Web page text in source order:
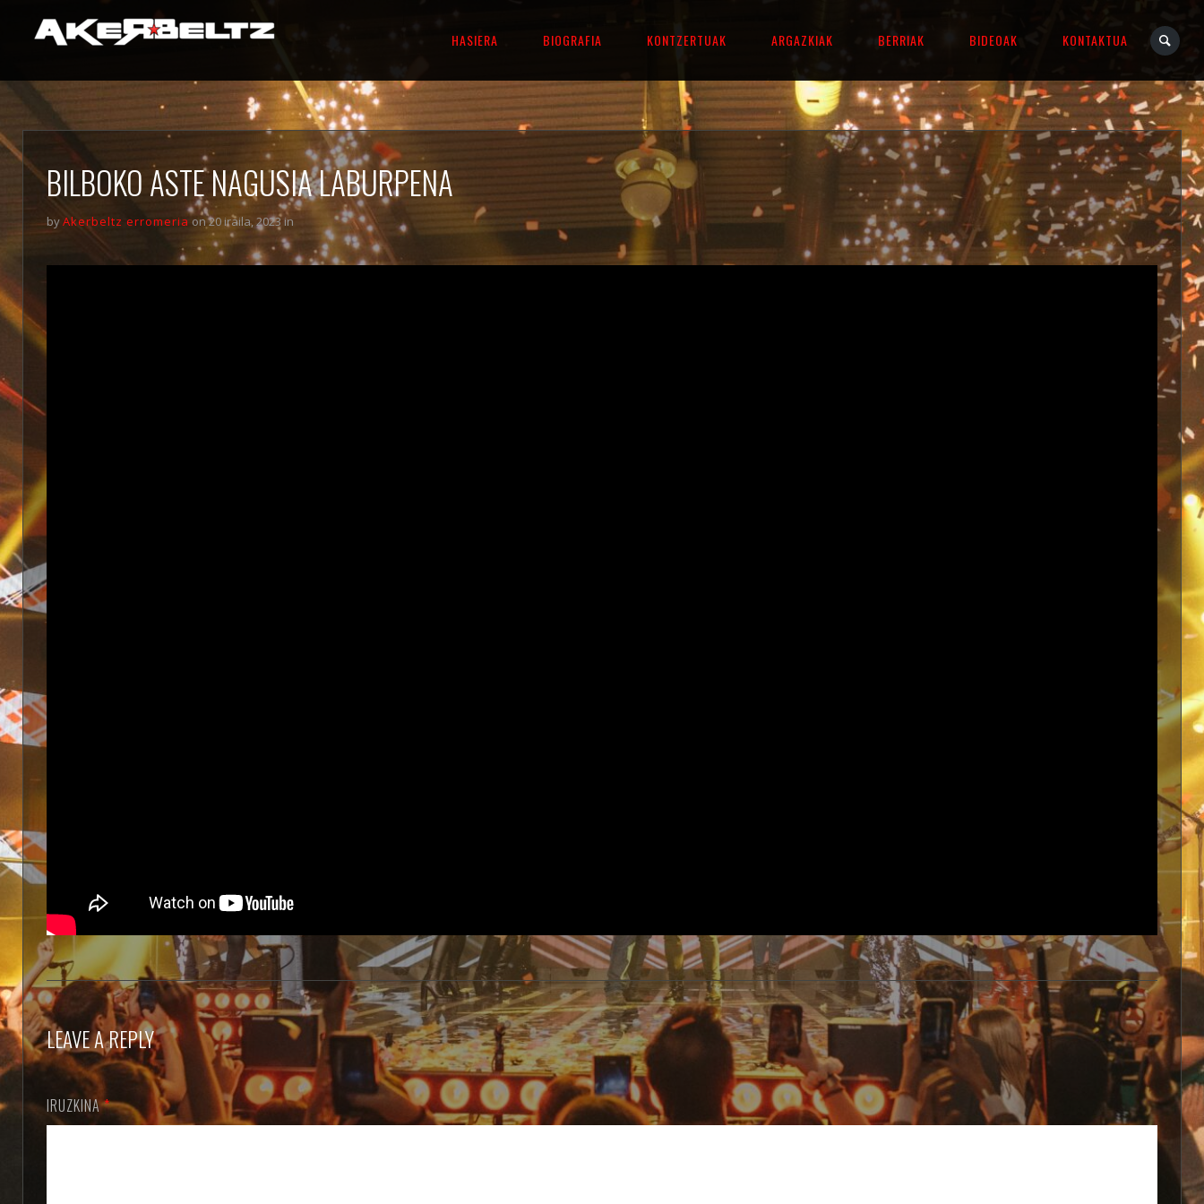
HASIERA BIOGRAFIA KONTZERTUAK ARGAZKIAK BERRIAK BIDEOAK KONTAKTUA
BILBOKO ASTE NAGUSIA LABURPENA
byAkerbeltz erromeriaon 20 iraila, 2023 in
LEAVE A REPLY
IRUZKINA*